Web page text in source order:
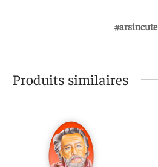
#arsincute
Produits similaires